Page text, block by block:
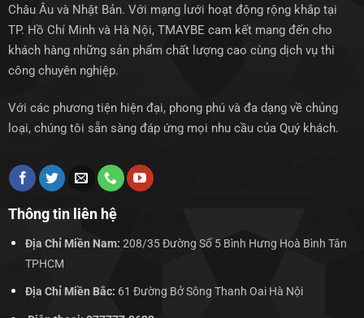
Châu Âu và Nhật Bản. Với mạng lưới hoạt động rộng khắp tại
TP. Hồ Chí Minh và Hà Nội, TMAYBE cam kết mang đến cho
khách hàng những sản phẩm chất lượng cao cùng dịch vụ thi
công chuyên nghiệp.
Với các phương tiện hiện đại, phong phú và đa dạng về chủng
loại, chúng tôi sẵn sàng đáp ứng mọi nhu cầu của Quý khách.
Thông tin liên hệ
Địa Chỉ Miền Nam: 208/35 Đường Số 5 Bình Hưng Hoà Bình Tân
TPHCM
Địa Chỉ Miền Bắc: 61 Đường Bở Sông Thanh Oai Hà Nội